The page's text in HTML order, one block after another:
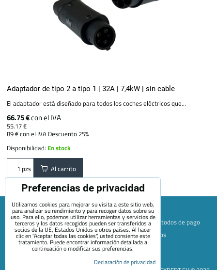
Adaptador de tipo 2 a tipo 1 | 32A | 7,4kW | sin cable
El adaptador está diseñado para todos los coches eléctricos que...
66.75 €con el IVA
55.17 €
89 €con el IVA Descuento 25%
Disponibilidad: En stock
pzs Al carrito
Mapa de la página web Términos y condiciones
Métodos de pago
Envío y devolución
+420 722 689 252
Quiénes somos
Contacto
Blog
Declaración de privacidad
Preferencias de privacidad
Utilizamos cookies para mejorar su visita a este sitio web,
para analizar su rendimiento y para recoger datos sobre su
uso. Para ello, podemos utilizar herramientas y servicios de
terceros y los datos recogidos pueden ser transferidos a
socios de la UE, Estados Unidos u otros países. Al hacer
clic en "Aceptar todas las cookies", usted consiente este
tratamiento. Puede encontrar información detallada a
continuación o modificar sus preferencias.
Declaración de privacidad